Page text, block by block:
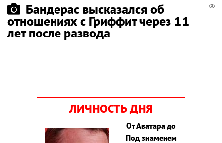
Бандерас высказался об
отношениях с Гриффит через 11
лет после развода
ЛИЧНОСТЬ ДНЯ
От Аватара до
Под знаменем